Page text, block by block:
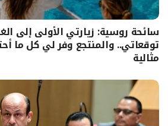
سائحة روسية: زيارتي الأولى إلى
توقعاتي.. والمنتجع وفر لي كل ما
مثالية